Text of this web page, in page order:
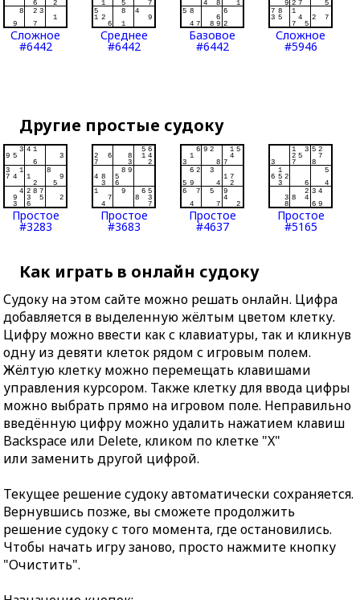
Сложное
#6442
Среднее
#6442
Базовое
#6442
Сложное
#5946
Другие простые судоку
Простое
#3283
Простое
#3683
Простое
#4637
Простое
#5165
Как играть в онлайн судоку
Судоку на этом сайте можно решать онлайн. Цифра
добавляется в выделенную жёлтым цветом клетку.
Цифру можно ввести как с клавиатуры, так и кликнув
одну из девяти клеток рядом с игровым полем.
Жёлтую клетку можно перемещать клавишами
управления курсором. Также клетку для ввода цифры
можно выбрать прямо на игровом поле. Неправильно
введённую цифру можно удалить нажатием клавиш
Backspace или Delete, кликом по клетке "X"
или заменить другой цифрой.
Текущее решение судоку автоматически сохраняется.
Вернувшись позже, вы сможете продолжить
решение судоку с того момента, где остановились.
Чтобы начать игру заново, просто нажмите кнопку
"Очистить".